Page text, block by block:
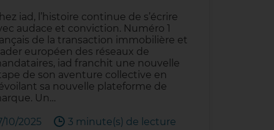
iad, l’histoire continue de s’écrire
audace et conviction. Numéro 1
de la transaction immobilière et
européen des réseaux de
iad franchit une nouvelle
de son aventure collective en
sa nouvelle plateforme de
Un…
10/2025 3 minute(s) de lecture